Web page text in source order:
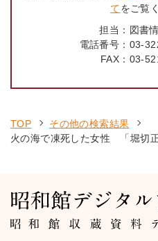
てをご覧
担当： 図書
電話番号： 03-
FAX： 03-
TOP
その他の検索結果
火の海で凍死した女性 「堀切